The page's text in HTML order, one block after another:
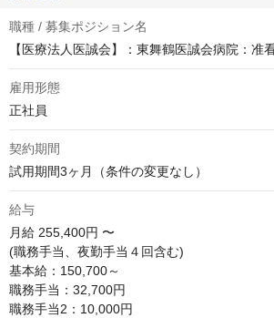
職種 / 募集ポジション名
【医療法人医誠会】：東舞鶴医誠会病院：准
雇用形態
正社員
契約期間
試用期間3ヶ月（条件の変更なし）
給与
月給 255,400円 〜
(職務手当、夜勤手当４回含む)
基本給：150,700～
職務手当：32,700円
職務手当2：10,000円